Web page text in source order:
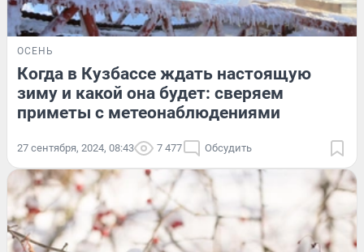
ОСЕНЬ
Когда в Кузбассе ждать настоящую
зиму и какой она будет: сверяем
приметы с метеонаблюдениями
27 сентября, 2024, 08:43 7 477 Обсудить